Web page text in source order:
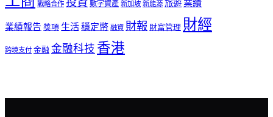
戰略合作 數字資產新加坡新能源旅遊業績
業績報告 獎項生活穩定幣融資 財報 財富管理財經
跨境支付金融 金融科技香港